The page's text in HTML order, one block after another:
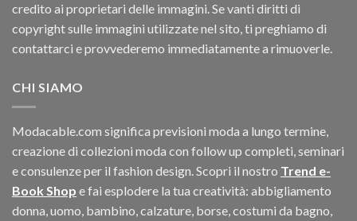
credito ai proprietari delle immagini. Se vanti diritti di
copyright sulle immagini utilizzate nel sito, ti preghiamo di
contattarci e provvederemo immediatamente a rimuoverle.
CHI SIAMO
Modacable.com significa previsioni moda a lungo termine,
creazione di collezioni moda con follow up completi, seminari
e consulenze per il fashion design. Scopri il nostro Trend e-
Book Shop e fai esplodere la tua creatività: abbigliamento
donna, uomo, bambino, calzature, borse, costumi da bagno,